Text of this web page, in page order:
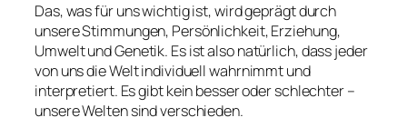
Das, was für uns wichtig ist, wird geprägt durch
unsere Stimmungen, Persönlichkeit, Erziehung,
Umwelt und Genetik. Es ist also natürlich, dass jeder
von uns die Welt individuell wahrnimmt und
interpretiert. Es gibt kein besser oder schlechter –
unsere Welten sind verschieden.